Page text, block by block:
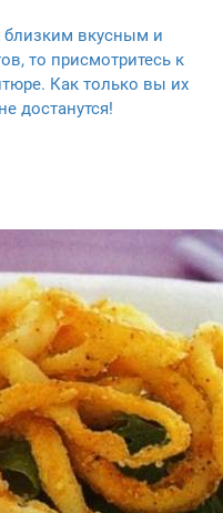
вкусным и
то присмотритесь к
Как только вы их
достанутся!